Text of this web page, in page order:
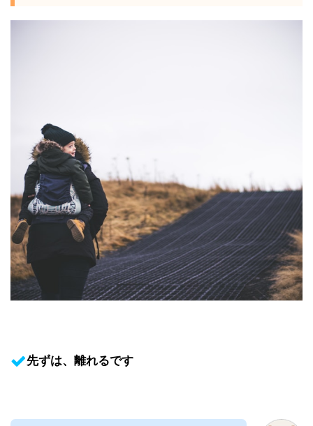
先ずは、離れるです